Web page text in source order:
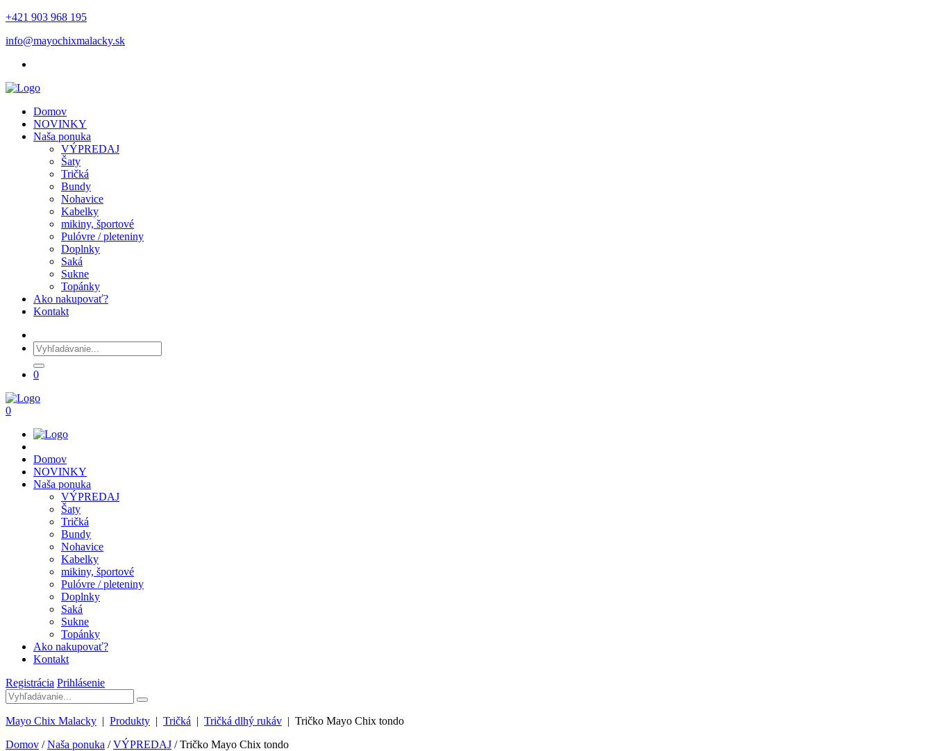
+421 903 968 195
info@mayochixmalacky.sk
Domov
NOVINKY
Naša ponuka
VÝPREDAJ
Šaty
Tričká
Bundy
Nohavice
Kabelky
mikiny, športové
Pulóvre / pleteniny
Doplnky
Saká
Sukne
Topánky
Ako nakupovať?
Kontakt
0
0
Domov
NOVINKY
Naša ponuka
VÝPREDAJ
Šaty
Tričká
Bundy
Nohavice
Kabelky
mikiny, športové
Pulóvre / pleteniny
Doplnky
Saká
Sukne
Topánky
Ako nakupovať?
Kontakt
Registrácia Prihlásenie
Mayo Chix Malacky | Produkty | Tričká | Tričká dlhý rukáv | Tričko Mayo Chix tondo
Domov /Naša ponuka /VÝPREDAJ / Tričko Mayo Chix tondo